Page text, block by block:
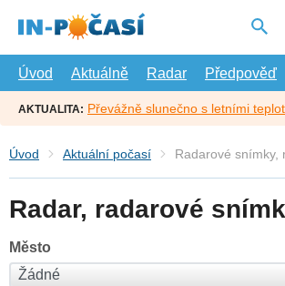
hlavní
Úvod
Aktuálně Radar Předpověď
AKTUALITA: Převážně slunečno s letními
Úvod Aktuální počasí Radarové snímky,
Radar, radarové
Město